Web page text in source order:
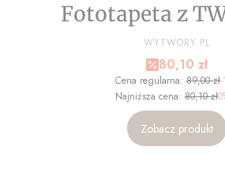
Fototapeta z
ZDJĘCIA - NA
PRODUCENT
WYTWORY.PL
Cena
80,10 zł
Cena regularna: 89,00 zł-
Najniższa cena: 80,10 zł
Zobacz produkt